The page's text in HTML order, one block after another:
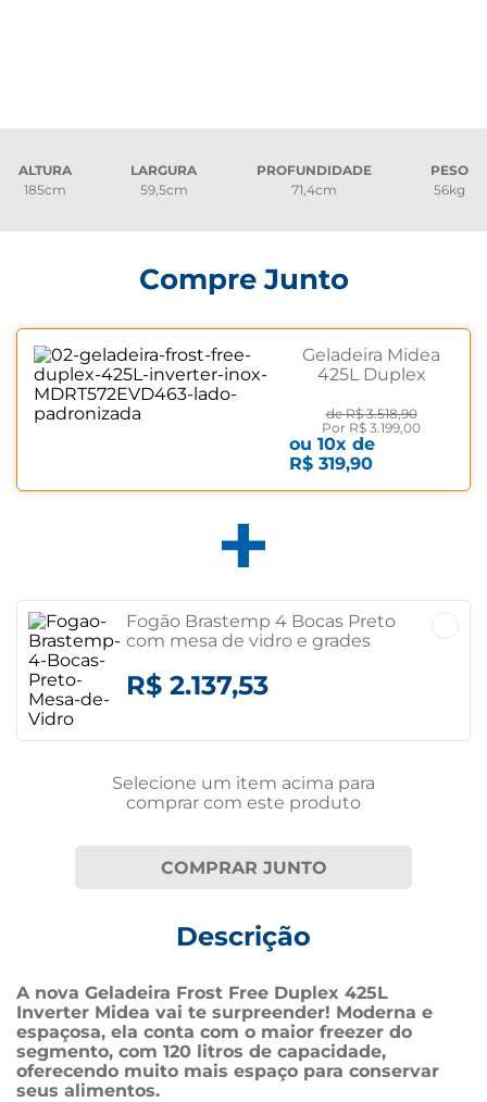
ALTURA
185cm
LARGURA
59,5cm
PROFUNDIDADE
71,4cm
PESO
56kg
Compre Junto
Geladeira Midea
425L Duplex
Inverter Inox
MDRT572EVD463
Bivolt
deR$ 3.518,90
Por R$ 3.199,00
ou 10x de
R$ 319,90
Fogão Brastemp 4 Bocas Preto
com mesa de vidro e grades
BFO4VAE- BIVOLT Bivolt
R$ 2.137,53
Selecione um item acima para
comprar com este produto
COMPRAR JUNTO
Descrição
A nova Geladeira Frost Free Duplex 425L
Inverter Midea vai te surpreender! Moderna e
espaçosa, ela conta com o maior freezer do
segmento, com 120 litros de capacidade,
oferecendo muito mais espaço para conservar
seus alimentos.